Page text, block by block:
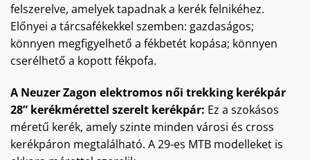
felszerelve, amelyek tapadnak a kerék felnikéhez.
Előnyei a tárcsafékekkel szemben: gazdaságos;
könnyen megfigyelhető a fékbetét kopása; könnyen
cserélhető a kopott fékpofa.
A Neuzer Zagon elektromos női trekking kerékpár
28” kerékmérettel szerelt kerékpár: Ez a szokásos
méretű kerék, amely szinte minden városi és cross
kerékpáron megtalálható. A 29-es MTB modelleket is